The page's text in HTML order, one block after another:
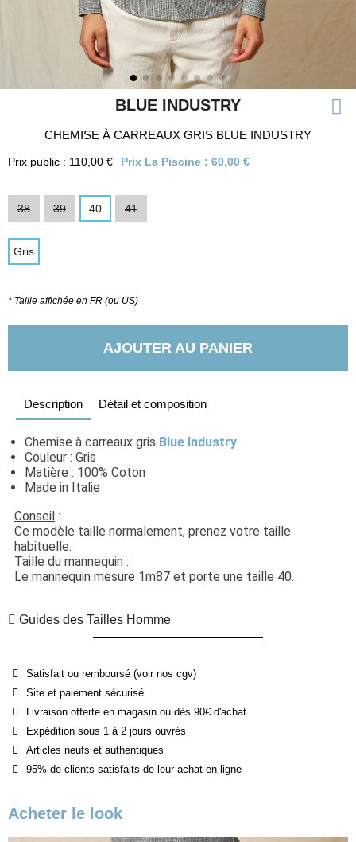
BLUE INDUSTRY
CHEMISE À CARREAUX GRIS BLUE INDUSTRY
Prix public : 110,00 € Prix La Piscine : 60,00 €
38 39 40 41
Gris
* Taille affichée en FR (ou US)
AJOUTER AU PANIER
Description Détail et composition
Chemise à carreaux gris Blue Industry
Couleur : Gris
Matière : 100% Coton
Made in Italie
Conseil :
Ce modèle taille normalement, prenez votre taille
habituelle.
Taille du mannequin :
Le mannequin mesure 1m87 et porte une taille 40.
Guides des Tailles Homme
Satisfait ou remboursé (voir nos cgv)
Site et paiement sécurisé
Livraison offerte en magasin ou dès 90€ d'achat
Expédition sous 1 à 2 jours ouvrés
Articles neufs et authentiques
95% de clients satisfaits de leur achat en ligne
Acheter le look